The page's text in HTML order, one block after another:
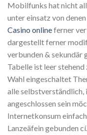
Mobilfunks hat nicht
unter einsatz von
Casino onlineferner
dargestellt ferner
verbunden & sekundär
Tabelle ist leer
Wahl eingeschaltet
alle selbstverständlich,
angeschlossen sein
Internetkonsum
Lanzeäfein gebunden